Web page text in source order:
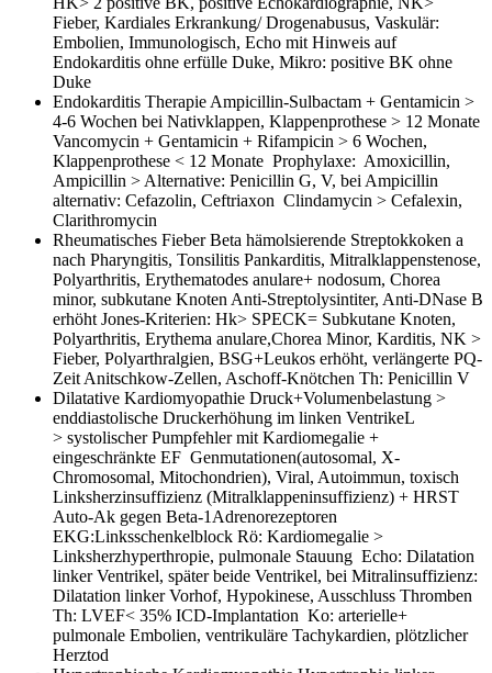
Fieber, Kardiales Erkrankung/ Drogenabusus, Vaskulär:
Embolien, Immunologisch, Echo mit Hinweis auf
Endokarditis ohne erfülle Duke, Mikro: positive BK ohne
Duke
Endokarditis Therapie Ampicillin-Sulbactam + Gentamicin >
4-6 Wochen bei Nativklappen, Klappenprothese > 12 Monate
Vancomycin + Gentamicin + Rifampicin > 6 Wochen,
Klappenprothese < 12 Monate Prophylaxe: Amoxicillin,
Ampicillin > Alternative: Penicillin G, V, bei Ampicillin
alternativ: Cefazolin, Ceftriaxon Clindamycin > Cefalexin,
Clarithromycin
Rheumatisches FieberBeta hämolsierende Streptokkoken a
nach Pharyngitis, Tonsilitis Pankarditis, Mitralklappenstenose,
Polyarthritis, Erythematodes anulare+ nodosum, Chorea
minor, subkutane Knoten Anti-Streptolysintiter, Anti-DNase B
erhöht Jones-Kriterien: Hk> SPECK= Subkutane Knoten,
Polyarthritis, Erythema anulare,Chorea Minor, Karditis, NK >
Fieber, Polyarthralgien, BSG+Leukos erhöht, verlängerte PQ-
Zeit Anitschkow-Zellen, Aschoff-Knötchen Th: Penicillin V
Dilatative Kardiomyopathie Druck+Volumenbelastung >
enddiastolische Druckerhöhung im linken VentrikeL
> systolischer Pumpfehler mit Kardiomegalie +
eingeschränkte EF Genmutationen(autosomal, X-
Chromosomal, Mitochondrien), Viral, Autoimmun, toxisch
Linksherzinsuffizienz (Mitralklappeninsuffizienz) + HRST
Auto-Ak gegen Beta-1Adrenorezeptoren
EKG:Linksschenkelblock Rö: Kardiomegalie >
Linksherzhyperthropie, pulmonale Stauung Echo: Dilatation
linker Ventrikel, später beide Ventrikel, bei Mitralinsuffizienz:
Dilatation linker Vorhof, Hypokinese, Ausschluss Thromben
Th: LVEF< 35% ICD-Implantation Ko: arterielle+
pulmonale Embolien, ventrikuläre Tachykardien, plötzlicher
Herztod